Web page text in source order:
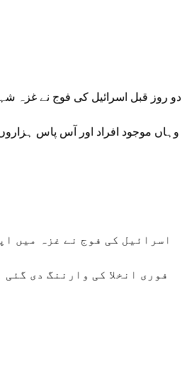
وہاں موجود افراد اور آس پاس
اسرائیل کی فوج نے غزہ میں
فوری انخلا کی وارننگ دی